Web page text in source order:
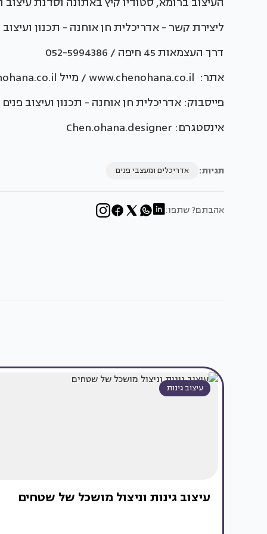
ליצירת קשר - אדריכלית חן אוחנה - תכנון ועיצוב
דרך העצמאות 45 חיפה / 052-5994386
אתר: www.chenohana.co.il / מייל info@chenohana.co.il
פייסבוק: אדריכלית חן אוחנה - תכנון ועיצוב פנים
אינסטגרם: Chen.ohana.designer
תגיות: אדריכלים ומעצבי פנים
אהבתם? שתפו:
עיצוב גינות
עיצוב גינות וניצול מושכל של שטחים